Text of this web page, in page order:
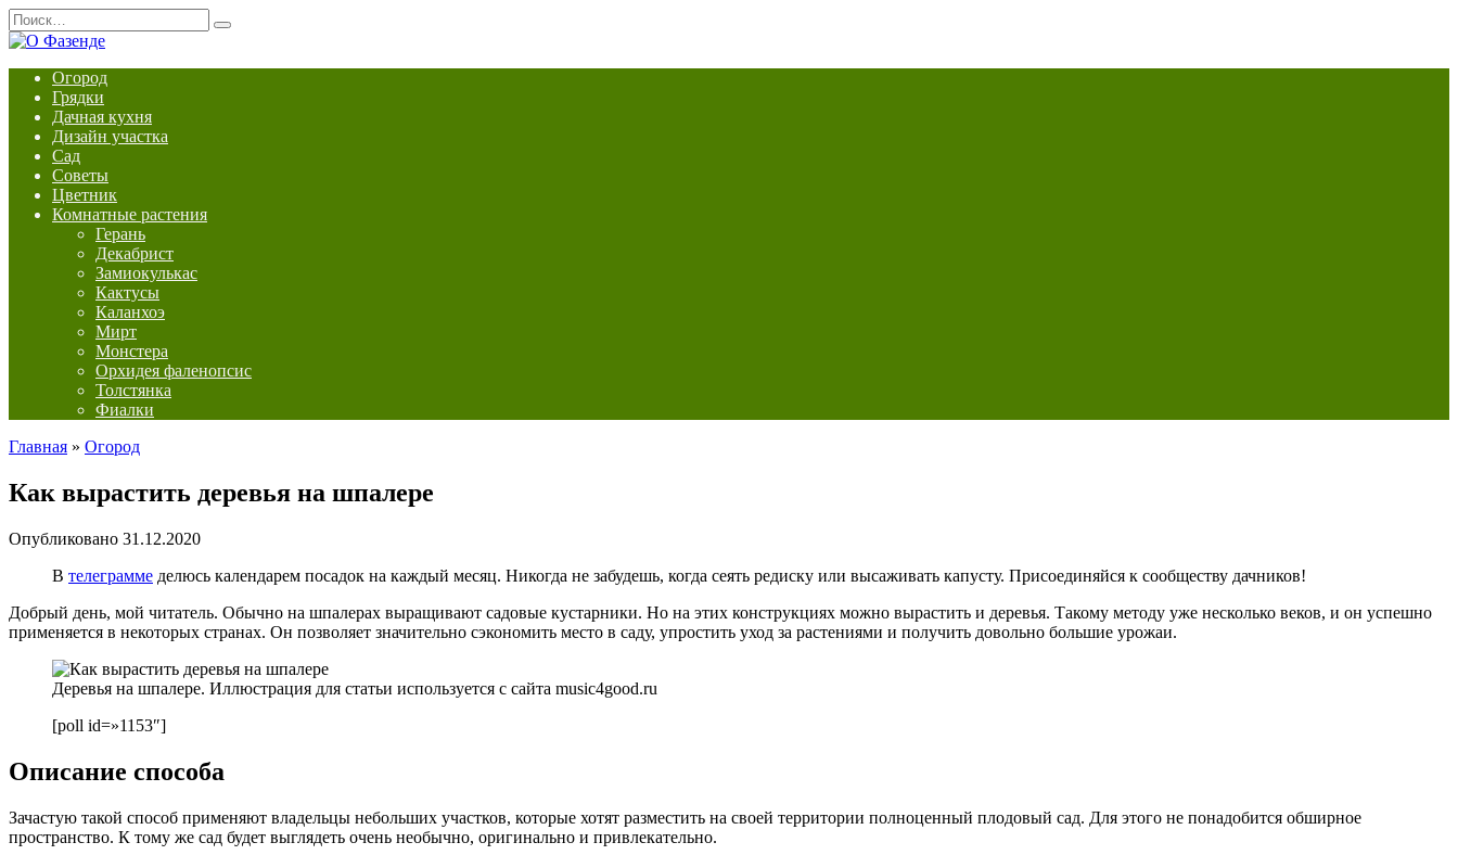
Перейти
к
содержанию
Search
for:
Огород
Грядки
Дачная кухня
Дизайн участка
Сад
Советы
Цветник
Комнатные растения
Герань
Декабрист
Замиокулькас
Кактусы
Каланхоэ
Мирт
Монстера
Орхидея фаленопсис
Толстянка
Фиалки
Главная » Огород
Как вырастить деревья на шпалере
Опубликовано 31.12.2020
В телеграмме делюсь календарем посадок на каждый месяц. Никогда не забудешь, когда сеять редиску или высаживать капусту. Присоединяйся к сообществу дачников!
Добрый день, мой читатель. Обычно на шпалерах выращивают садовые кустарники. Но на этих конструкциях можно вырастить и деревья. Такому методу уже несколько веков, и он успешно
применяется в некоторых странах. Он позволяет значительно сэкономить место в саду, упростить уход за растениями и получить довольно большие урожаи.
Деревья на шпалере. Иллюстрация для статьи используется с сайта music4good.ru
[poll id=»1153″]
Описание способа
Зачастую такой способ применяют владельцы небольших участков, которые хотят разместить на своей территории полноценный плодовый сад. Для этого не понадобится обширное
пространство. К тому же сад будет выглядеть очень необычно, оригинально и привлекательно.